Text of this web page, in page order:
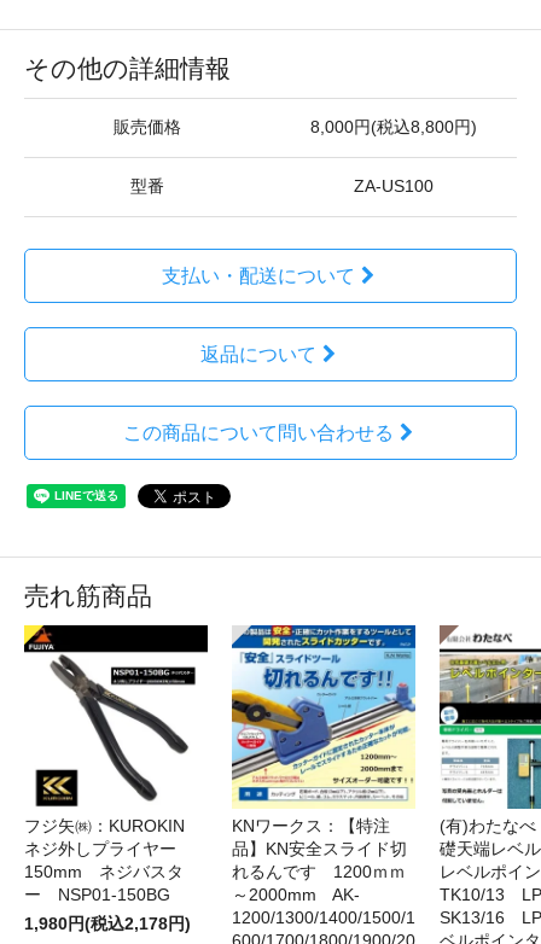
その他の詳細情報
販売価格 8,000円(税込8,800円)
型番 ZA-US100
支払い・配送について
返品について
この商品について問い合わせる
売れ筋商品
フジ矢㈱：KUROKIN
ネジ外しプライヤー
150mm ネジバスタ
ー NSP01-150BG
1,980円(税込2,178円)
KNワークス：【特注
品】KN安全スライド切
れるんです 1200ｍｍ
～2000mm AK-
1200/1300/1400/1500/1
(有)わたな
礎天端レベ
レベルポイ
TK10/13
SK13/16